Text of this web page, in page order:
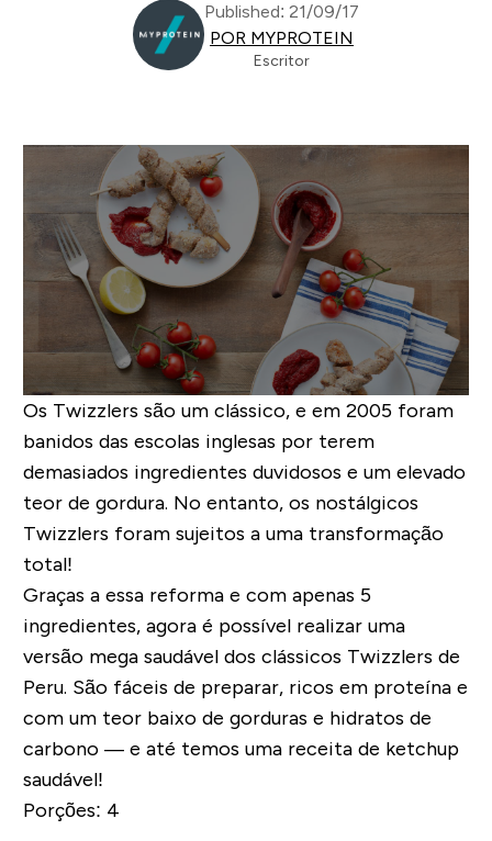
Published: 21/09/17
POR MYPROTEIN
Escritor
Os Twizzlers são um clássico, e em 2005 foram
banidos das escolas inglesas por terem
demasiados ingredientes duvidosos e um elevado
teor de gordura. No entanto, os nostálgicos
Twizzlers foram sujeitos a uma transformação
total!
Graças a essa reforma e com apenas 5
ingredientes, agora é possível realizar uma
versão mega saudável dos clássicos Twizzlers de
Peru. São fáceis de preparar, ricos em proteína e
com um teor baixo de gorduras e hidratos de
carbono — e até temos uma receita de ketchup
saudável!
Porções: 4